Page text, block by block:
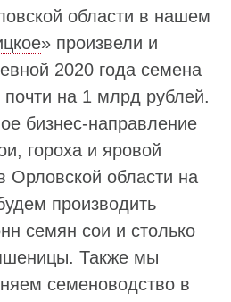
области в нашем
» произвели и
2020 года семена
почти на 1 млрд рублей.
бизнес-направление
гороха и яровой
Орловской области на
производить
семян сои и столько
Также мы
семеноводство в